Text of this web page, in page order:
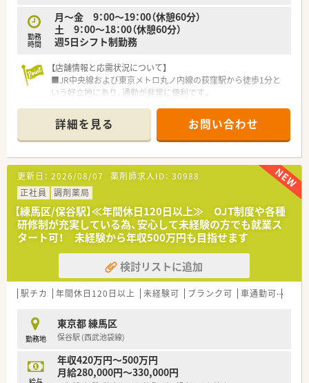
されており、経営ノウハウを学びながら夢の実現を会社がサポー
トします。
■「月報制度」を通じて経営陣に自らの考えを形にする提案がで
きます。
勤務
時間
月～金 9：00～19：00（休憩60分）
土 9：00～18：00（休憩60分）
週5日シフト制勤務
【店舗情報と応需状況について】
■JR中央線および東京メトロ丸ノ内線の荻窪駅から徒歩1分と
いう好立地にあり、通勤が非常に便利です。
め多種多様な科目の処方に携われます。
■薬剤師は常勤4名とパート1名の計5名体制に加え、事務員も2
名在籍しており手厚い人員配置です。
■外来業務を中心としつつ、各店舗で数名程度の居宅在宅も受け
ており、地域医療に幅広く貢献できます。
【求人情報について】
■単身かつ世帯主の方には月3万円の住宅手当が支給されるな
ど、生活を支える手当が充実しています。
■年間休日は120日前後あり、仕事とプライベートのバランスを
保ちながら無理なく勤務できる環境です。
■近隣店舗との連携によりヘルプ体制が充実しており、希望休や
有給休暇が取得しやすい環境にあります。
■ノルマなどは一切設けられておらず、数字に追われることなく
目の前の患者様に集中して業務を行えます。
【こんな取り組みをしています】
■全店舗で地域支援体制加算を取得しており、地域医療に貢献で
きる体制をしっかりと整えて運営しています。
■薬剤師会への加入や勉強会の開催、e-Learningの導入など、知
識習得のための支援が手厚いです。
■学校薬剤師への支援も行っており、薬局内業務にとどまらず地
詳細を見る お問い合わせ
更新日： 2026/08/07 薬剤師求人ID： 30988
正社員
調剤薬局
【練馬区/保谷駅】≪年間休日120日以上≫ OJT制度や各種
研修制が充実している為、安心して未経験の方でも就業ス
タート可！ 未経験から年収500万円も目指せます
検討リストに追加
駅チカ 年間休日120日以上 未経験可 ブランク可 車通勤可
勤務地
東京都 練馬区
保谷駅 (西武池袋線)
年収420万円～500万円
月給280,000円～330,000円